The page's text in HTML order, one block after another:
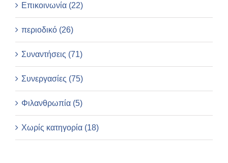
Επικοινωνία (22)
περιοδικό (26)
Συναντήσεις (71)
Συνεργασίες (75)
Φιλανθρωπία (5)
Χωρίς κατηγορία (18)